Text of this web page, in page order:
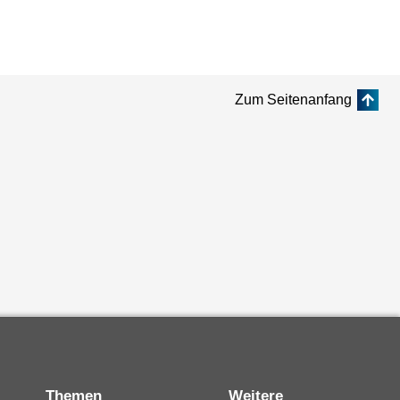
Zum Seitenanfang
Themen Weitere